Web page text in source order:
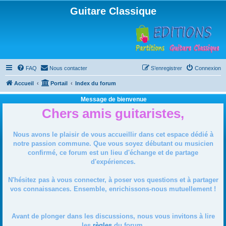
Guitare Classique
FAQ Nous contacter Connexion
S’enregistrer
Accueil Portail Index du forum
Message de bienvenue
Chers amis guitaristes,
Nous avons le plaisir de vous accueillir dans cet espace dédié à
notre passion commune. Que vous soyez débutant ou musicien
confirmé, ce forum est un lieu d'échange et de partage
d'expériences.
N'hésitez pas à vous connecter, à poser vos questions et à partager
vos connaissances. Ensemble, enrichissons-nous mutuellement !
Avant de plonger dans les discussions, nous vous invitons à lire